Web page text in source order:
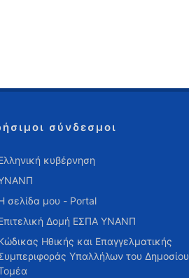
σύνδεσμοι
κυβέρνηση
σελίδα μου - Portal
Δομή ΕΣΠΑ ΥΝΑΝΠ
Ηθικής και Επαγγελματικής
Υπαλλήλων του Δημοσίου